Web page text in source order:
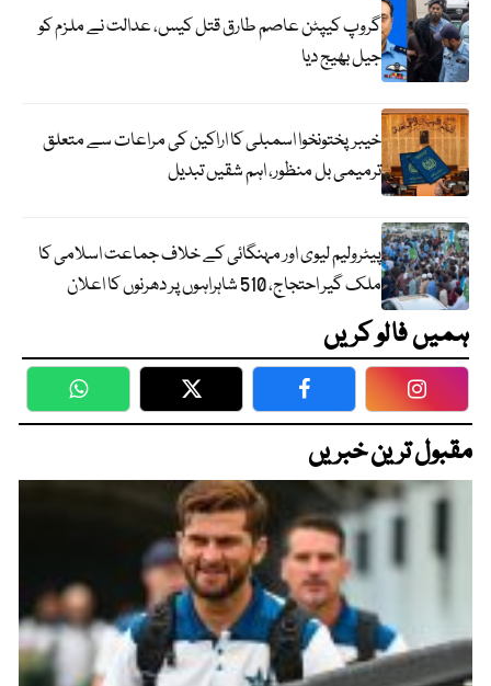
گروپ کیپٹن عاصم طارق قتل کیس، عدالت نے ملزم کو
جیل بھیج دیا
خیبرپختونخوا اسمبلی کا اراکین کی مراعات سے متعلق
ترمیمی بل منظور، اہم شقیں تبدیل
پیٹرولیم لیوی اور مہنگائی کے خلاف جماعت اسلامی کا
ملک گیر احتجاج، 510 شاہراہوں پر دھرنوں کا اعلان
ہمیں فالو کریں
WhatsApp Twitter Facebook
مقبول ترین خبریں